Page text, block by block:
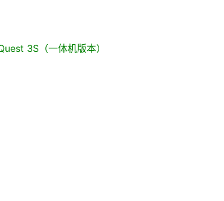
3S（一体机版本）